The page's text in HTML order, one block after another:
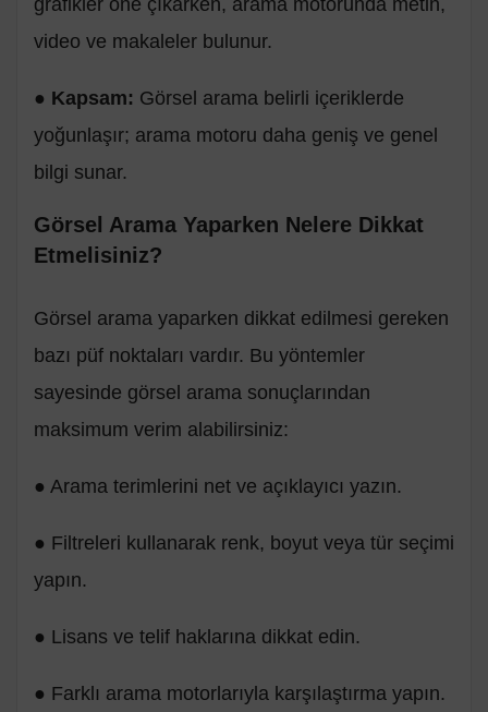
video ve makaleler bulunur.
● Kapsam: Görsel arama belirli içeriklerde
yoğunlaşır; arama motoru daha geniş ve genel
bilgi sunar.
Görsel Arama Yaparken Nelere Dikkat
Etmelisiniz?
Görsel arama yaparken dikkat edilmesi gereken
bazı püf noktaları vardır. Bu yöntemler
sayesinde görsel arama sonuçlarından
maksimum verim alabilirsiniz:
● Arama terimlerini net ve açıklayıcı yazın.
● Filtreleri kullanarak renk, boyut veya tür seçimi
yapın.
● Lisans ve telif haklarına dikkat edin.
● Farklı arama motorlarıyla karşılaştırma yapın.